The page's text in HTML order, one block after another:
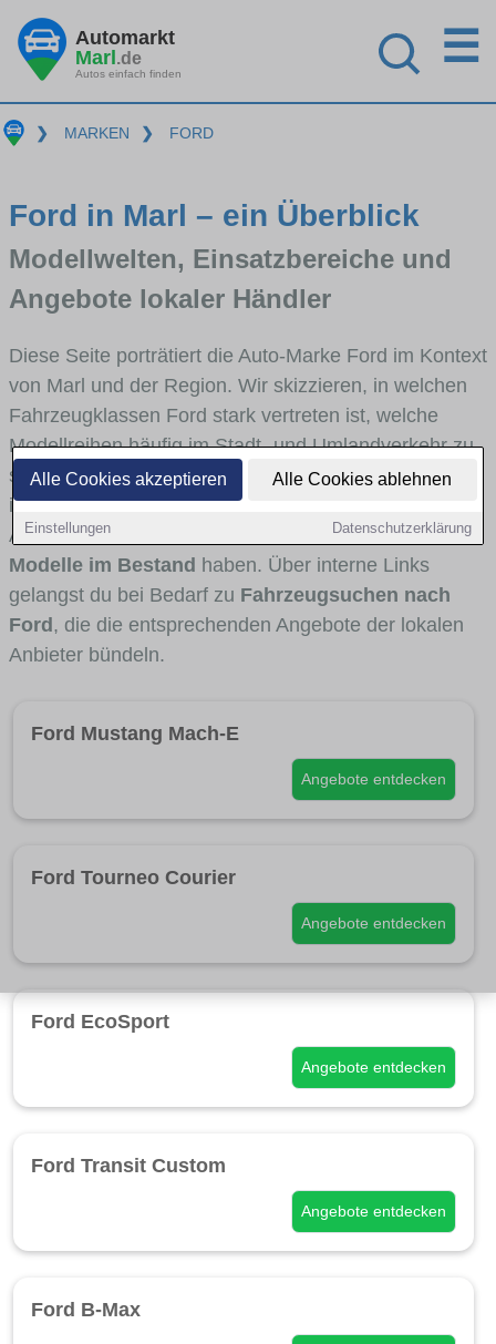
Alle Cookies akzeptieren Alle Cookies ablehnen
Einstellungen Datenschutzerklärung
Automarkt
Marl.de
Autos einfach finden
☰
❯ MARKEN ❯ FORD
Ford in Marl – ein Überblick
Modellwelten, Einsatzbereiche und
Angebote lokaler Händler
Diese Seite porträtiert die Auto-Marke Ford im Kontext
von Marl und der Region. Wir skizzieren, in welchen
Fahrzeugklassen Ford stark vertreten ist, welche
Modellreihen häufig im Stadt- und Umlandverkehr zu
sehen sind und für welche Fahrertypen die Marke
interessant ist. Viele Fahrzeuge stammen von
Autohäusern und Autohändlern aus Marl, dieFord-
Modelle im Bestand haben. Über interne Links
gelangst du bei Bedarf zu Fahrzeugsuchen nach
Ford, die die entsprechenden Angebote der lokalen
Anbieter bündeln.
Ford Mustang Mach-E
Angebote entdecken
Ford Tourneo Courier
Angebote entdecken
Ford EcoSport
Angebote entdecken
Ford Transit Custom
Angebote entdecken
Ford B-Max